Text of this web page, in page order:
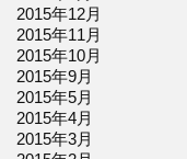
2015年12月
2015年11月
2015年10月
2015年9月
2015年5月
2015年4月
2015年3月